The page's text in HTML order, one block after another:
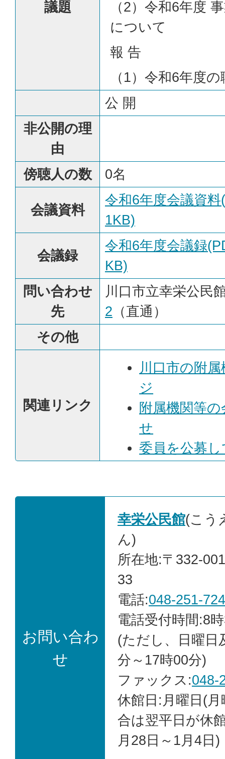
議題
（2）令和6年度
について
報 告
（1）令和6年度
公 開
非公開の理
由
傍聴人の数
0名
会議資料
令和6年度会議資
1KB)
会議録
令和6年度会議録
KB)
問い合わせ
先
川口市立幸栄公民
2 （直通）
その他
関連リンク
川口市の附
ジ
附属機関等
せ
委員を公募
お問い合わ
せ
幸栄公民館(こう
ん)
所在地:〒332-
33
電話:048-251-
電話受付時間:8
(ただし、日曜日
分～17時00分)
ファックス:048-
休館日:月曜日(
合は翌平日が休
月28日～1月4日)